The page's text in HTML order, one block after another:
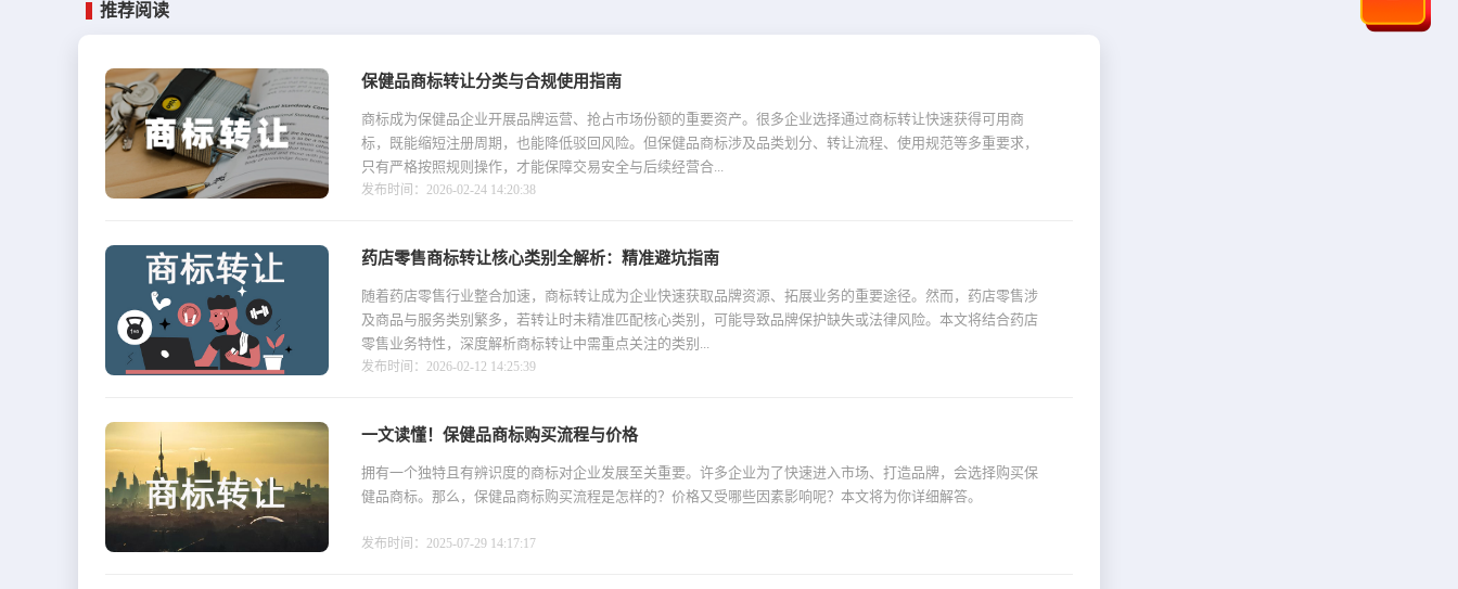
保健品商标转让分类与合规使用指南
商标成为保健品企业开展品牌运营、抢占市场份额的重要资产。很多企业选择通过商标转让快速获得可用商
标，既能缩短注册周期，也能降低驳回风险。但保健品商标涉及品类划分、转让流程、使用规范等多重要求，
只有严格按照规则操作，才能保障交易安全与后续经营合...
发布时间：2026-02-24 14:20:38
药店零售商标转让核心类别全解析：精准避坑指南
随着药店零售行业整合加速，商标转让成为企业快速获取品牌资源、拓展业务的重要途径。然而，药店零售涉
及商品与服务类别繁多，若转让时未精准匹配核心类别，可能导致品牌保护缺失或法律风险。本文将结合药店
零售业务特性，深度解析商标转让中需重点关注的类别...
发布时间：2026-02-12 14:25:39
一文读懂！保健品商标购买流程与价格
拥有一个独特且有辨识度的商标对企业发展至关重要。许多企业为了快速进入市场、打造品牌，会选择购买保
健品商标。那么，保健品商标购买流程是怎样的？价格又受哪些因素影响呢？本文将为你详细解答。
发布时间：2025-07-29 14:17:17
推荐阅读